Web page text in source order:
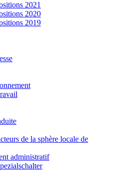
2021
2020
2019
de la sphère locale de
administratif